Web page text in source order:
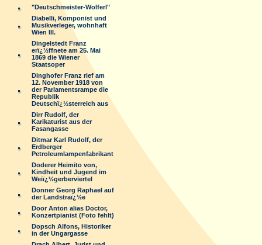
"Deutschmeister-Wolferl"
Diabelli, Komponist und
Musikverleger, wohnhaft
Wien III.
Dingelstedt Franz
erï¿½ffnete am 25. Mai
1869 die Wiener
Staatsoper
Dinghofer Franz rief am
12. November 1918 von
der Parlamentsrampe die
Republik
Deutschï¿½sterreich aus
Dirr Rudolf, der
Karikaturist aus der
Fasangasse
Ditmar Karl Rudolf, der
Erdberger
Petroleumlampenfabrikant
Doderer Heimito von,
Kindheit und Jugend im
Weiï¿½gerberviertel
Donner Georg Raphael auf
der Landstraï¿½e
Door Anton alias Doctor,
Konzertpianist (Foto fehlt)
Dopsch Alfons, Historiker
in der Ungargasse